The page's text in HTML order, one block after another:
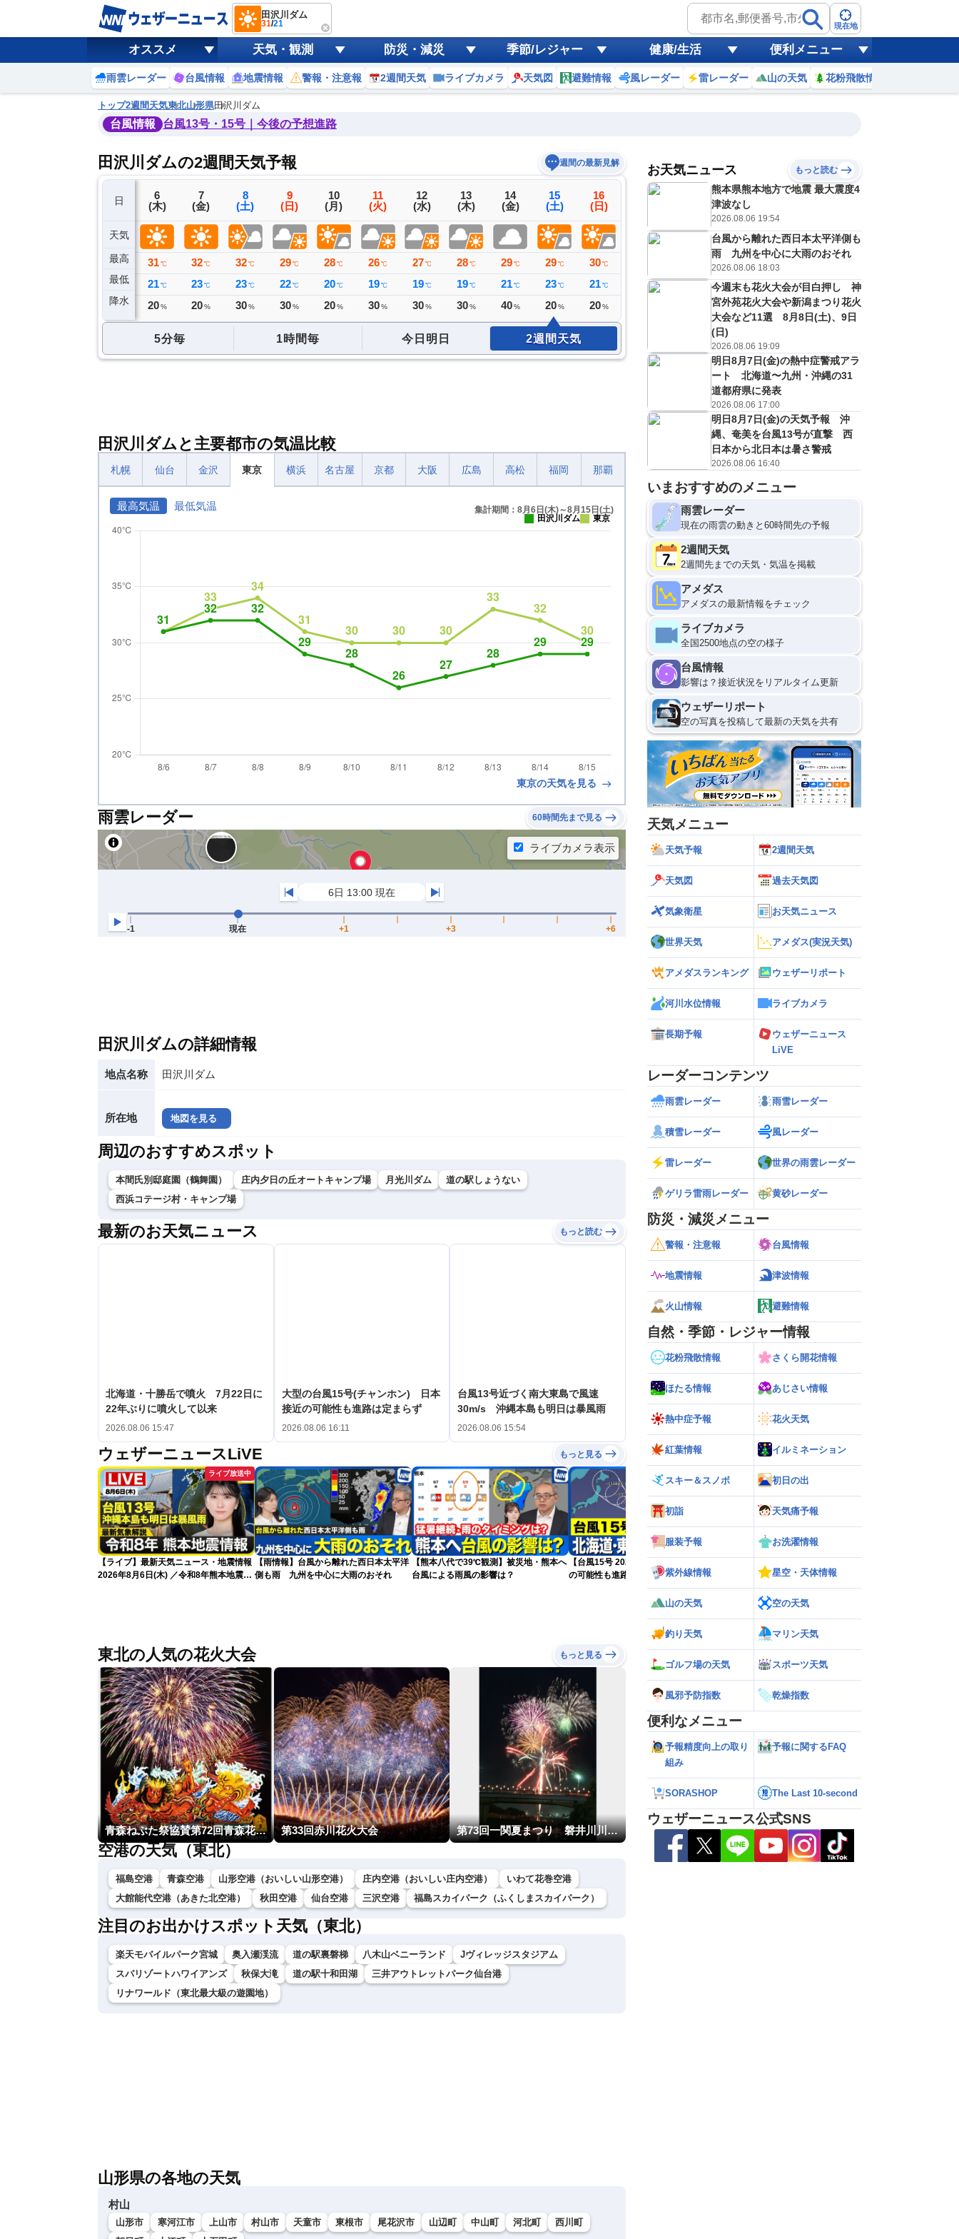
田沢川ダム
31/21 現在地
オススメ 天気・観測 防災・減災 季節/レジャー 健康/生活 便利メニュー
雨雲レーダー 台風情報 地震情報 警報・注意報 2週間天気 ライブカメラ 天気図 避難情報 風レーダー 雷レーダー 山の天気 花粉飛散情報
トップ2週間天気東北山形県田沢川ダム
台風情報 台風13号・15号｜今後の予想進路
田沢川ダムの2週間天気予報 週間の最新見解
日
天気
最高
最低
降水
5
(水)
29℃
19℃
ミリ
6
(木)
31 ℃
21 ℃
20 %
7
(金)
32 ℃
23 ℃
20 %
8
(土)
32 ℃
23 ℃
30 %
9
(日)
29 ℃
22 ℃
30 %
10
(月)
28℃
20℃
20%
11
(火)
26℃
19℃
30%
12
(水)
27℃
19℃
30%
13
(木)
28℃
19℃
30%
14
(金)
29 ℃
21 ℃
40 %
15
(土)
29 ℃
23 ℃
20 %
16
(日)
30 ℃
21 ℃
20 %
17
℃ 20
19
(水)
C
29 ℃
20℃
20%
20
C
28℃
20℃
20%
B
C
低
？
5分毎 1時間毎 今日明日 2週間天気
田沢川ダムと主要都市の気温比較
札幌 仙台 金沢 東京 横浜 名古屋 京都 大阪 広島 高松 福岡 那覇
最高気温 最低気温
集計期間：8月6日(木)～8月15日(土)
田沢川ダム
東京
東京の天気を見る
雨雲レーダー 60時間先まで見る
田沢川ダムの詳細情報
地点名称 田沢川ダム
所在地 地図を見る
周辺のおすすめスポット
本間氏別邸庭園（鶴舞園） 庄内夕日の丘オートキャンプ場 月光川ダム
道の駅しょうない
西浜コテージ村・キャンプ場
最新のお天気ニュース もっと読む
北海道・十勝岳で噴火 7月22日に
22年ぶりに噴火して以来
2026.08.06 15:47
大型の台風15号(チャンホン) 日本
接近の可能性も進路は定まらず
2026.08.06 16:11
台風13号近づく南大東島で風速
30m/s 沖縄本島も明日は暴風雨
2026.08.06 15:54
ウェザーニュースLiVE もっと見る
ライブ放送中
【ライブ】最新天気ニュース・地震情報
2026年8月6日(木) ／令和8年熊本地震情
【雨情報】台風から離れた西日本太平洋
側も雨 九州を中心に大雨のおそれ
【熊本八代で39℃観測】被災地・熊本へ
台風による雨風の影響は？
【台風15号 2026】北海道・東北に上陸
の可能性も進路は定まらず（6日15時更
縄・奄美は荒天に警戒（6日16時更新）
東北の人気の花火大会 もっと見る
青森ねぶた祭協賛第72回青森花火大会 第33回赤川花火大会 第73回一関夏まつり 磐井川川開き花火大会
空港の天気（東北）
福島空港 青森空港 山形空港（おいしい山形空港） 庄内空港（おいしい庄内空港）
いわて花巻空港
大館能代空港（あきた北空港）
秋田空港 仙台空港 三沢空港 福島スカイパーク（ふくしまスカイパーク）
注目のお出かけスポット天気（東北）
楽天モバイルパーク宮城 奥入瀬渓流 道の駅裏磐梯 八木山ベニーランド
Jヴィレッジスタジアム
スパリゾートハワイアンズ
秋保大滝 道の駅十和田湖
三井アウトレットパーク仙台港
リナワールド（東北最大級の遊園地）
山形県の各地の天気
村山
山形市 寒河江市 上山市 村山市 天童市 東根市 尾花沢市 山辺町 中山町 河北町
西川町
お天気ニュース もっと読む
熊本県熊本地方で地震 最大震度4
津波なし
2026.08.06 19:54
台風から離れた西日本太平洋側も
雨 九州を中心に大雨のおそれ
2026.08.06 18:03
今週末も花火大会が目白押し 神
宮外苑花火大会や新潟まつり花火
大会など11選 8月8日(土)、9日
(日)
2026.08.06 19:09
明日8月7日(金)の熱中症警戒アラ
ート 北海道〜九州・沖縄の31
道都府県に発表
2026.08.06 17:00
明日8月7日(金)の天気予報 沖
縄、奄美を台風13号が直撃 西
日本から北日本は暑さ警戒
2026.08.06 16:40
いまおすすめのメニュー
雨雲レーダー
現在の雨雲の動きと60時間先の予報
2週間天気
2週間先までの天気・気温を掲載
アメダス
アメダスの最新情報をチェック
ライブカメラ
全国2500地点の空の様子
台風情報
影響は？接近状況をリアルタイム更新
ウェザーリポート
空の写真を投稿して最新の天気を共有
天気メニュー
天気予報 2週間天気
天気図 過去天気図
気象衛星 お天気ニュース
世界天気 アメダス(実況天気)
アメダスランキング ウェザーリポート
河川水位情報 ライブカメラ
長期予報
ウェザーニュース
LiVE
レーダーコンテンツ
雨雲レーダー 雨雪レーダー
積雪レーダー 風レーダー
雷レーダー 世界の雨雲レーダー
ゲリラ雷雨レーダー 黄砂レーダー
防災・減災メニュー
警報・注意報 台風情報
地震情報 津波情報
火山情報 避難情報
自然・季節・レジャー情報
花粉飛散情報 さくら開花情報
ほたる情報 あじさい情報
熱中症予報 花火天気
紅葉情報 イルミネーション
スキー＆スノボ 初日の出
初詣 天気痛予報
服装予報 お洗濯情報
紫外線情報 星空・天体情報
山の天気 空の天気
釣り天気 マリン天気
ゴルフ場の天気 スポーツ天気
風邪予防指数 乾燥指数
便利なメニュー
予報精度向上の取り
組み
予報に関するFAQ
SORASHOP The Last 10-second
ウェザーニュース公式SNS